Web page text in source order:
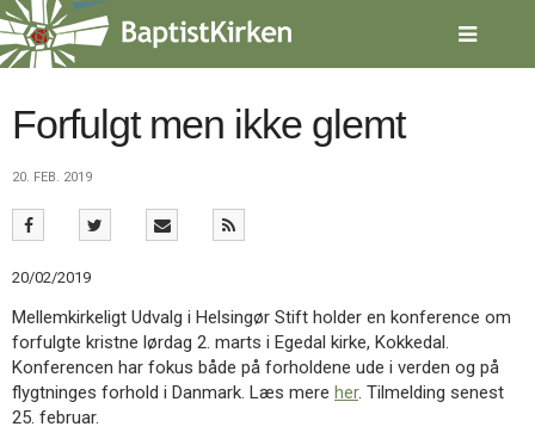
Spring
menu
over
gå
tilbage
forsiden
2.0:
Nyheder
3.0:
Kalender
4.0:
Inspiration
5.0:
Værktøjskassen
6.0:
Mission
7.0:
Om
Forfulgt men ikke glemt
20. FEB. 2019
20/02/2019
Mellemkirkeligt Udvalg i Helsingør Stift holder en konference om
forfulgte kristne lørdag 2. marts i Egedal kirke, Kokkedal.
Konferencen har fokus både på forholdene ude i verden og på
flygtninges forhold i Danmark. Læs mere her. Tilmelding senest
25. februar.